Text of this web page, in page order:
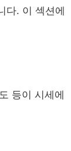
다. 이 섹션에
등이 시세에